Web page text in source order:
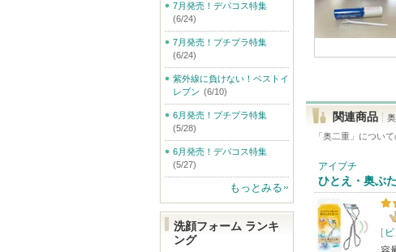
関連商品
「奥二重 」につい
アイプチ
ひとえ・奥ぶ
[
7月発売！デパコス特集
(6/24)
7月発売！プチプラ特集
(6/24)
紫外線に負けない！ベストイ
レブン (6/10)
6月発売！プチプラ特集
(5/28)
6月発売！デパコス特集
(5/27)
もっとみる
洗顔フォーム ランキ
ング